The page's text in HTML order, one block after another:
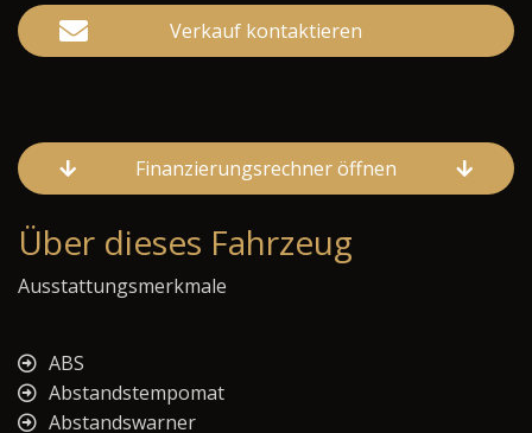
Verkauf kontaktieren
Finanzierungsrechner öffnen
Über dieses Fahrzeug
Ausstattungsmerkmale
ABS
Abstandstempomat
Abstandswarner